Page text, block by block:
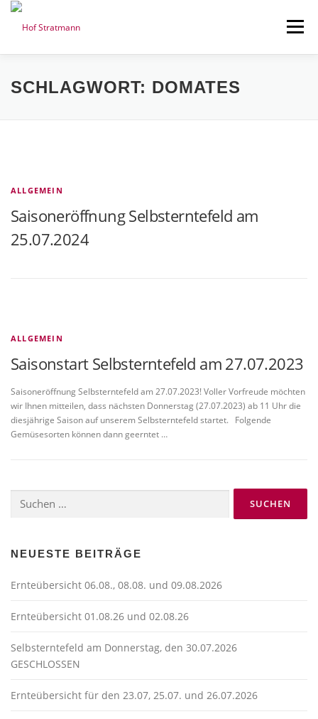
Zum
springen
Menü
AKTUELLES HOFLADEN ÜBER UNS
SCHLAGWORT: DOMATES
ALLGEMEIN
Saisoneröffnung Selbsterntefeld am
25.07.2024
ALLGEMEIN
Saisonstart Selbsterntefeld am 27.07.2023
Saisoneröffnung Selbsterntefeld am 27.07.2023! Voller Vorfreude möchten
wir Ihnen mitteilen, dass nächsten Donnerstag (27.07.2023) ab 11 Uhr die
diesjährige Saison auf unserem Selbsterntefeld startet. Folgende
Gemüsesorten können dann geerntet …
nach:
NEUESTE BEITRÄGE
Ernteübersicht 06.08., 08.08. und 09.08.2026
Ernteübersicht 01.08.26 und 02.08.26
Selbsterntefeld am Donnerstag, den 30.07.2026
GESCHLOSSEN
Ernteübersicht für den 23.07, 25.07. und 26.07.2026